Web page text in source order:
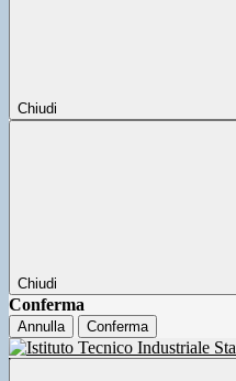
Chiudi
Chiudi
Conferma
Annulla Conferma